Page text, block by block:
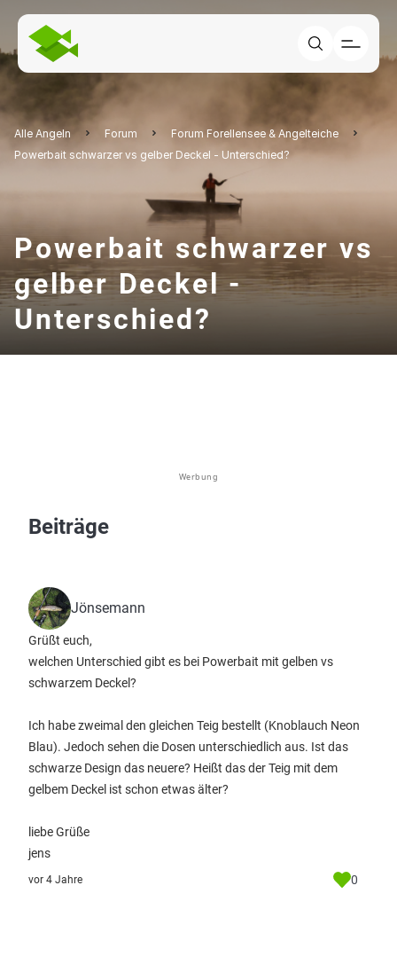
Alle Angeln Forum
Forum Forellensee & Angelteiche
Powerbait schwarzer vs gelber Deckel - Unterschied?
Powerbait schwarzer vs
gelber Deckel -
Unterschied?
Werbung
Beiträge
Jönsemann
Grüßt euch,
welchen Unterschied gibt es bei Powerbait mit gelben vs
schwarzem Deckel?
Ich habe zweimal den gleichen Teig bestellt (Knoblauch Neon
Blau). Jedoch sehen die Dosen unterschiedlich aus. Ist das
schwarze Design das neuere? Heißt das der Teig mit dem
gelbem Deckel ist schon etwas älter?
liebe Grüße
jens
vor 4 Jahre 0